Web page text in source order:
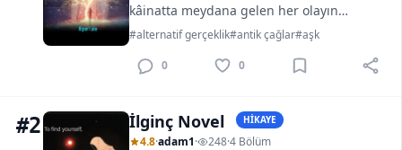
kâinatta meydana gelen her olayın
kaydının tutulduğu akışkan bir cevherdi.
benzediğini bilmezdi....
#alternatif gerçeklik#antik çağlar#aşk
0
0
#2 İlginç Novel HİKAYE
4.8·adam1· 248·4 Bölüm